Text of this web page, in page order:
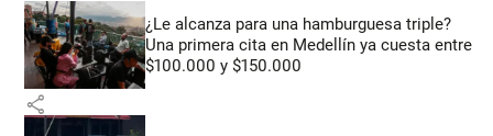
¿Le alcanza para una hamburguesa triple?
Una primera cita en Medellín ya cuesta entre
$100.000 y $150.000
share